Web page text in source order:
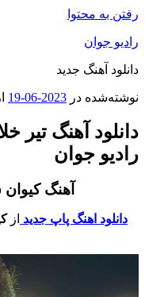
به محتوا
جوان
آهنگ جدید
در 2023-06-19 از
آهنگ تیر
جوان
آهنگ کیوان
دانلود اهنگ پاپ جدیداز